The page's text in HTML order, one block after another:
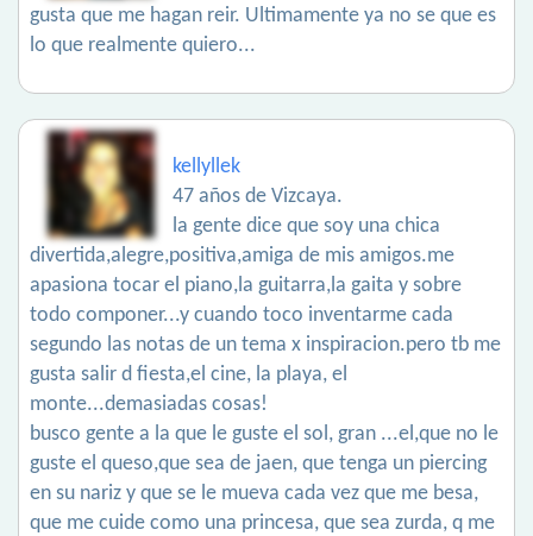
gusta que me hagan reir. Ultimamente ya no se que es
lo que realmente quiero...
kellyllek
47 años de Vizcaya.
la gente dice que soy una chica
divertida,alegre,positiva,amiga de mis amigos.me
apasiona tocar el piano,la guitarra,la gaita y sobre
todo componer...y cuando toco inventarme cada
segundo las notas de un tema x inspiracion.pero tb me
gusta salir d fiesta,el cine, la playa, el
monte...demasiadas cosas!
busco gente a la que le guste el sol, gran ...el,que no le
guste el queso,que sea de jaen, que tenga un piercing
en su nariz y que se le mueva cada vez que me besa,
que me cuide como una princesa, que sea zurda, q me